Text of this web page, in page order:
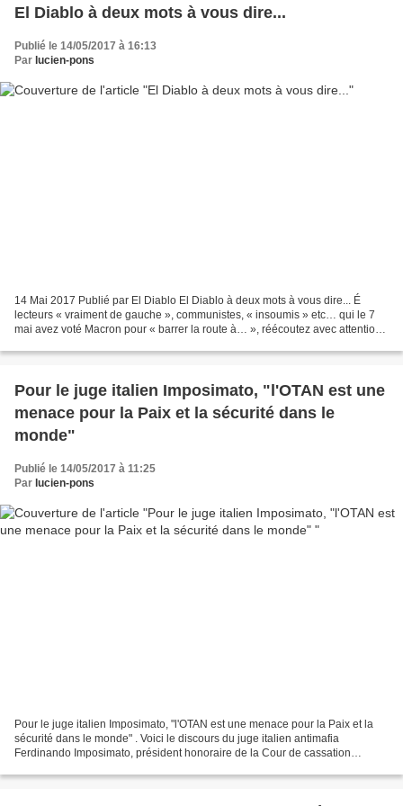
El Diablo à deux mots à vous dire...
Publié le 14/05/2017 à 16:13
Par lucien-pons
14 Mai 2017 Publié par El Diablo El Diablo à deux mots à vous dire... É
lecteurs « vraiment de gauche », communistes, « insoumis » etc… qui le 7
mai avez voté Macron pour « barrer la route à… », réécoutez avec attention
Pour le juge italien Imposimato, "l'OTAN est une
menace pour la Paix et la sécurité dans le
monde"
Publié le 14/05/2017 à 11:25
Par lucien-pons
Pour le juge italien Imposimato, "l'OTAN est une menace pour la Paix et la
sécurité dans le monde" . Voici le discours du juge italien antimafia
Ferdinando Imposimato, président honoraire de la Cour de cassation